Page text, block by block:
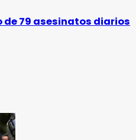
de 79 asesinatos diarios